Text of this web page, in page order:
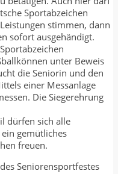
Sportabzeichen
stimmen, dann
sofort ausgehändigt.
unter Beweis
die Seniorin und den
einer Messanlage
Die Siegerehrung
dürfen sich alle
gemütliches
freuen.
Seniorensportfestes